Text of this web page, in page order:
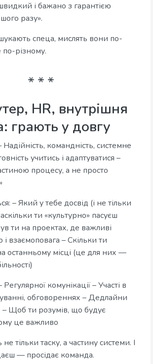
і бажано з гарантією
разу».
спеца, мислять вони по-
різному.
HR, внутрішня
грають у довгу
командність, системне
учитись і адаптуватися –
процесу, а не просто
– Який у тебе досвід (і не тільки
ти «культурно» пасуєш
ти на проектах, де важливі
взаємоповага – Скільки ти
останньому місці (це для них —
комунікації – Участі в
обговореннях – Дедлайни
– Щоб ти розумів, що будує
це важливо
тільки таску, а частину системи. І
— просідає команда.